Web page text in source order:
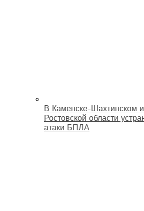
В Каменске-Шахтинском
Ростовской области
атаки БПЛА